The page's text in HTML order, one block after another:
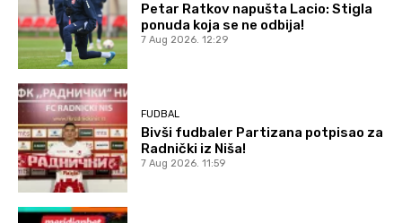
Petar Ratkov napušta Lacio: Stigla
ponuda koja se ne odbija!
7 Aug 2026. 12:29
FUDBAL
Bivši fudbaler Partizana potpisao za
Radnički iz Niša!
7 Aug 2026. 11:59